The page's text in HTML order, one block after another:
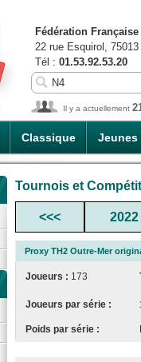
Classique Jeunes
Fédération
22 rue Esquirol,
Tél : 01.53.92.53.20
Il y a actuellement
Tournois et
<<< 2022
Proxy TH2 Outre-Mer
Joueurs : 173
Joueurs par série :
Poids par série :